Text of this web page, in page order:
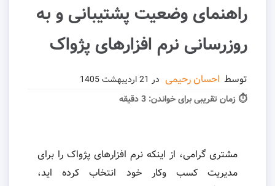
راهنمای وضعیت پشتیبانی و به
روزرسانی نرم افزارهای پژواک
توسط احسان رحیمی در
⏱ زمان تقریبی برای خواندن: 3 دقیقه
مشتری گرامی، از اینکه نرم افزارهای پژواک را برای
مدیریت کسب وکار خود انتخاب کرده اید،